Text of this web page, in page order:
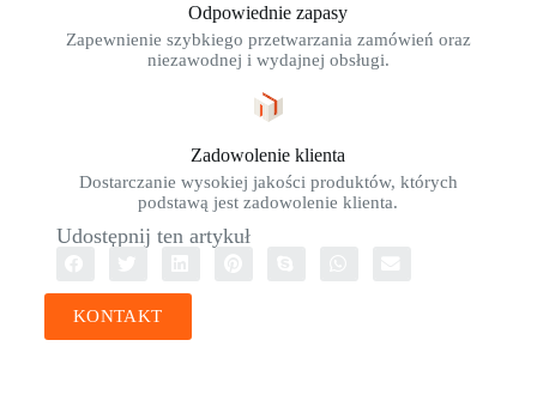
Odpowiednie zapasy
Zapewnienie szybkiego przetwarzania zamówień oraz
niezawodnej i wydajnej obsługi.
Zadowolenie klienta
Dostarczanie wysokiej jakości produktów, których
podstawą jest zadowolenie klienta.
Udostępnij ten artykuł
KONTAKT